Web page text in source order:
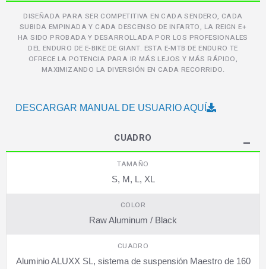
DISEÑADA PARA SER COMPETITIVA EN CADA SENDERO, CADA
SUBIDA EMPINADA Y CADA DESCENSO DE INFARTO, LA REIGN E+
HA SIDO PROBADA Y DESARROLLADA POR LOS PROFESIONALES
DEL ENDURO DE E-BIKE DE GIANT. ESTA E-MTB DE ENDURO TE
OFRECE LA POTENCIA PARA IR MÁS LEJOS Y MÁS RÁPIDO,
MAXIMIZANDO LA DIVERSIÓN EN CADA RECORRIDO.
DESCARGAR MANUAL DE USUARIO AQUÍ
CUADRO
TAMAÑO
S, M, L, XL
COLOR
Raw Aluminum / Black
CUADRO
Aluminio ALUXX SL, sistema de suspensión Maestro de 160